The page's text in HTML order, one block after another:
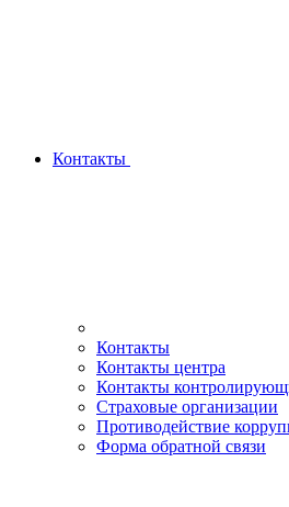
Контакты
Контакты
Контакты центра
Контакты
Страховые организации
Противодействие
Форма обратной связи